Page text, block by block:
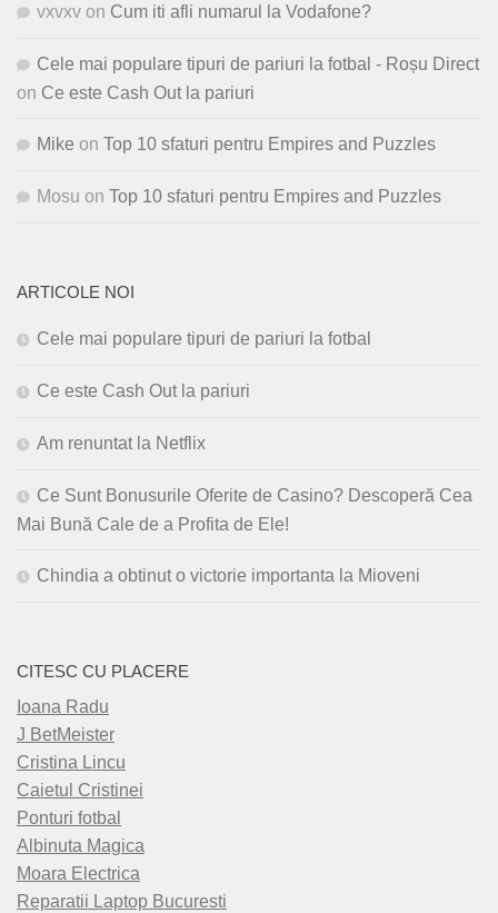
vxvxv on Cum iti afli numarul la Vodafone?
Cele mai populare tipuri de pariuri la fotbal - Roșu Direct
on Ce este Cash Out la pariuri
Mike on Top 10 sfaturi pentru Empires and Puzzles
Mosu on Top 10 sfaturi pentru Empires and Puzzles
ARTICOLE NOI
Cele mai populare tipuri de pariuri la fotbal
Ce este Cash Out la pariuri
Am renuntat la Netflix
Ce Sunt Bonusurile Oferite de Casino? Descoperă Cea
Mai Bună Cale de a Profita de Ele!
Chindia a obtinut o victorie importanta la Mioveni
CITESC CU PLACERE
Ioana Radu
J BetMeister
Cristina Lincu
Caietul Cristinei
Ponturi fotbal
Albinuta Magica
Moara Electrica
Reparatii Laptop Bucuresti